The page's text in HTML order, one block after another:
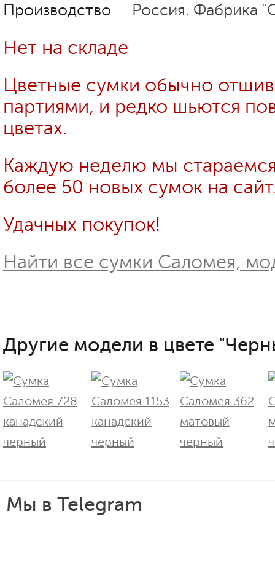
Производство
Россия. Фабрика
Нет на складе
Цветные сумки обычно
партиями, и редко шьются
цветах.
Каждую неделю мы
более 50 новых сумок на
Удачных покупок!
Найти все сумки Саломея,
Другие модели в цвете
Мы в Telegram